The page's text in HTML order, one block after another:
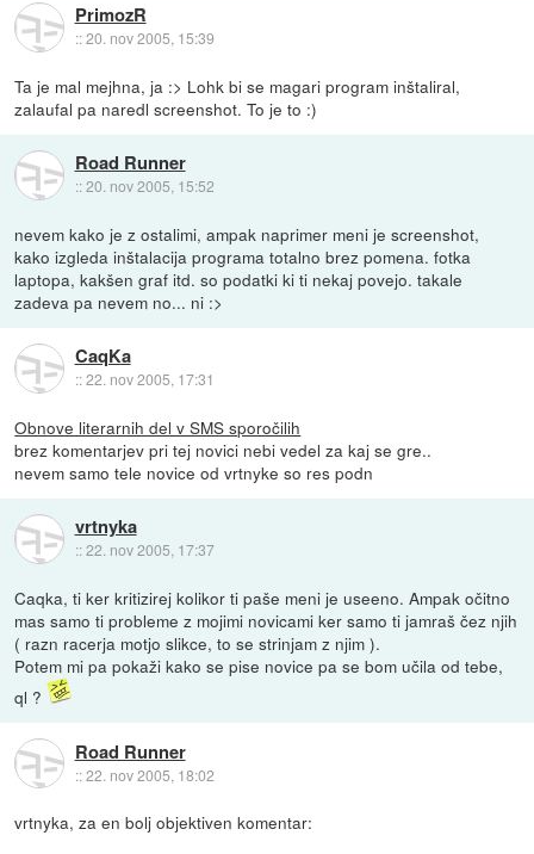
PrimozR
::20. nov 2005, 15:39
Ta je mal mejhna, ja :> Lohk bi se magari program inštaliral,
zalaufal pa naredl screenshot. To je to :)
Road Runner
::20. nov 2005, 15:52
nevem kako je z ostalimi, ampak naprimer meni je screenshot,
kako izgleda inštalacija programa totalno brez pomena. fotka
laptopa, kakšen graf itd. so podatki ki ti nekaj povejo. takale
zadeva pa nevem no... ni :>
CaqKa
::22. nov 2005, 17:31
Obnove literarnih del v SMS sporočilih
brez komentarjev pri tej novici nebi vedel za kaj se gre..
nevem samo tele novice od vrtnyke so res podn
vrtnyka
::22. nov 2005, 17:37
Caqka, ti ker kritizirej kolikor ti paše meni je useeno. Ampak očitno
mas samo ti probleme z mojimi novicami ker samo ti jamraš čez njih
( razn racerja motjo slikce, to se strinjam z njim ).
Potem mi pa pokaži kako se pise novice pa se bom učila od tebe,
ql ?
Road Runner
::22. nov 2005, 18:02
vrtnyka, za en bolj objektiven komentar: